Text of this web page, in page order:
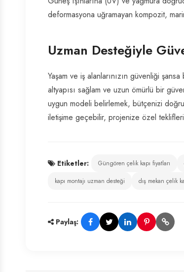
deformasyona uğramayan kompozit,
Uzman Desteğiyle
Yaşam ve iş alanlarınızın güvenliği
altyapısı sağlam ve uzun ömürlü bir
uygun modeli belirlemek, bütçenizi
iletişime geçebilir, projenize özel
Etiketler: Güngören çelik kapı fiyatları
kapı montajı uzman desteği
dış mekan çelik
Paylaş: